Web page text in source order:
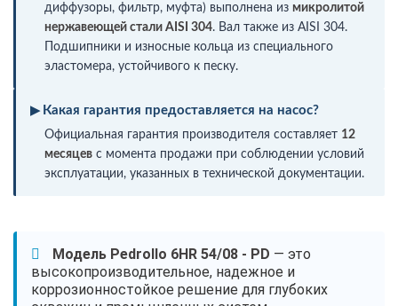
диффузоры, фильтр, муфта) выполнена из микролитой
нержавеющей стали AISI 304. Вал также из AISI 304.
Подшипники и износные кольца из специального
эластомера, устойчивого к песку.
Какая гарантия предоставляется на насос?
Официальная гарантия производителя составляет 12
месяцев с момента продажи при соблюдении условий
эксплуатации, указанных в технической документации.
Модель Pedrollo 6HR 54/08 - PD — это
высокопроизводительное, надежное и
коррозионностойкое решение для глубоких